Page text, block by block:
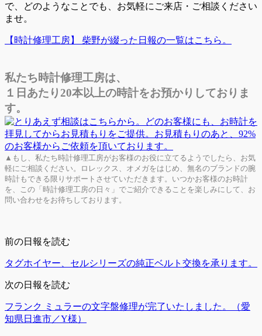
で、どのようなことでも、お気軽にご来店・ご相談ください
ませ。
【時計修理工房】 柴野が綴った日報の一覧はこちら。
私たち時計修理工房は、
１日あたり20本以上の時計をお預かりしておりま
す。
▲もし、私たち時計修理工房がお客様のお役に立てるようでしたら、お気
軽にご相談ください。ロレックス、オメガをはじめ、無名のブランドの腕
時計もできる限りサポートさせていただきます。いつかお客様のお時計
を、この「時計修理工房の日々」でご紹介できることを楽しみにして、お
問い合わせをお待ちしております。
前の日報を読む
タグホイヤー、セルシリーズの純正ベルト交換を承ります。
次の日報を読む
フランク ミュラーの文字盤修理が完了いたしました。（愛
知県日進市／Y様）